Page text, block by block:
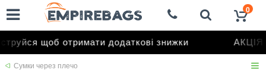
щоб отримати додаткові знижки АКЦІЯ
0
Сумки через плечо